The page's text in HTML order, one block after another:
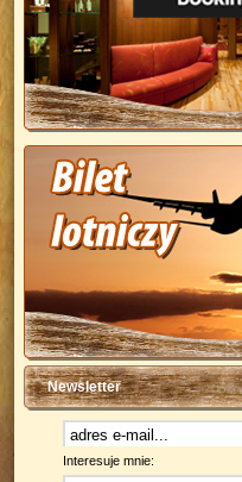
Newsletter
Interesuje mnie: